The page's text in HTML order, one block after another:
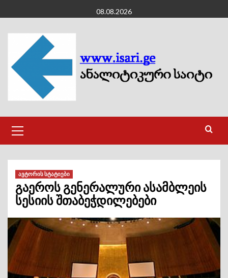
to
content
08.08.2026
Menu
ავტორის სტატიები
გაეროს გენერალური ასამბლეის
სესიის შთაბეჭდილებები